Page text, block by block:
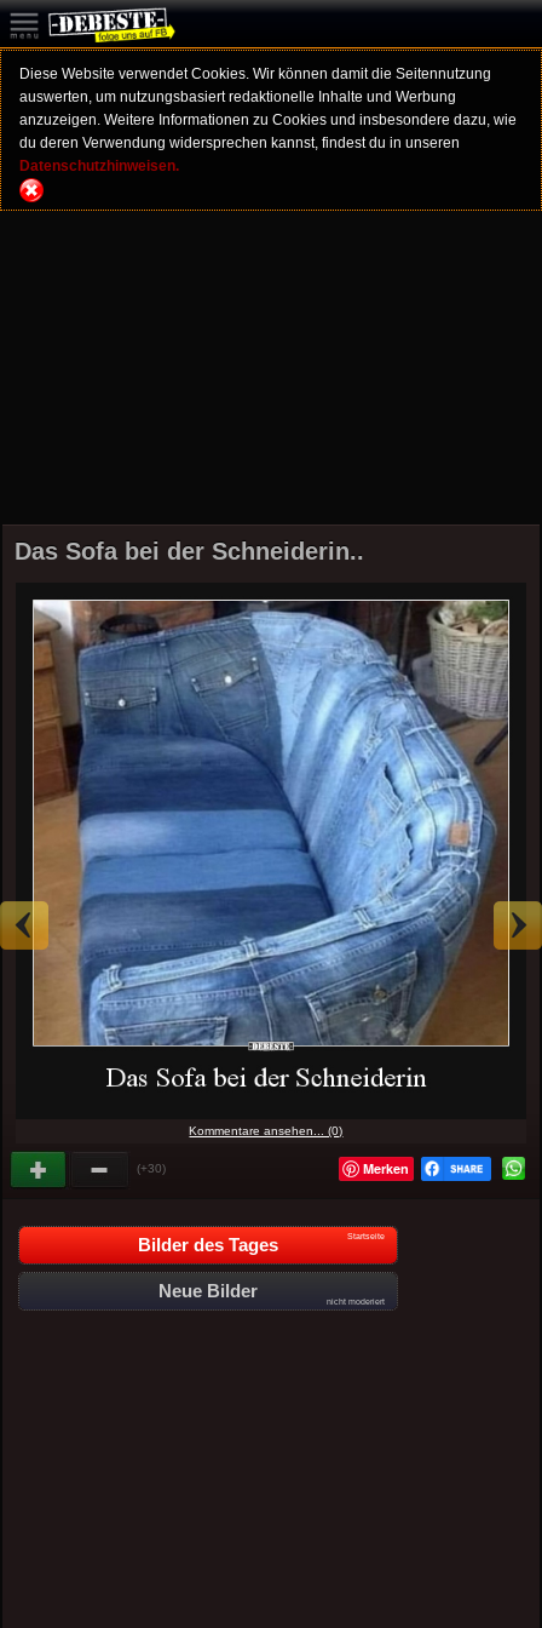
Diese Website verwendet Cookies. Wir können damit die Seitennutzung
auswerten, um nutzungsbasiert redaktionelle Inhalte und Werbung
anzuzeigen. Weitere Informationen zu Cookies und insbesondere dazu, wie
du deren Verwendung widersprechen kannst, findest du in unseren
Datenschutzhinweisen.
Das Sofa bei der Schneiderin..
Kommentare ansehen... (0)
(+30) Merken
Bilder des Tages Startseite
Neue Bilder
nicht moderiert